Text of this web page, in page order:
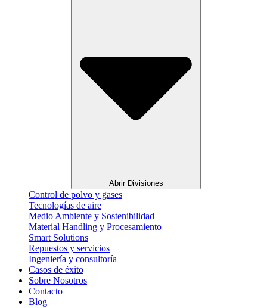
Abrir Divisiones
Control de polvo y gases
Tecnologías de aire
Medio Ambiente y Sostenibilidad
Material Handling y Procesamiento
Smart Solutions
Repuestos y servicios
Ingeniería y consultoría
Casos de éxito
Sobre Nosotros
Contacto
Blog